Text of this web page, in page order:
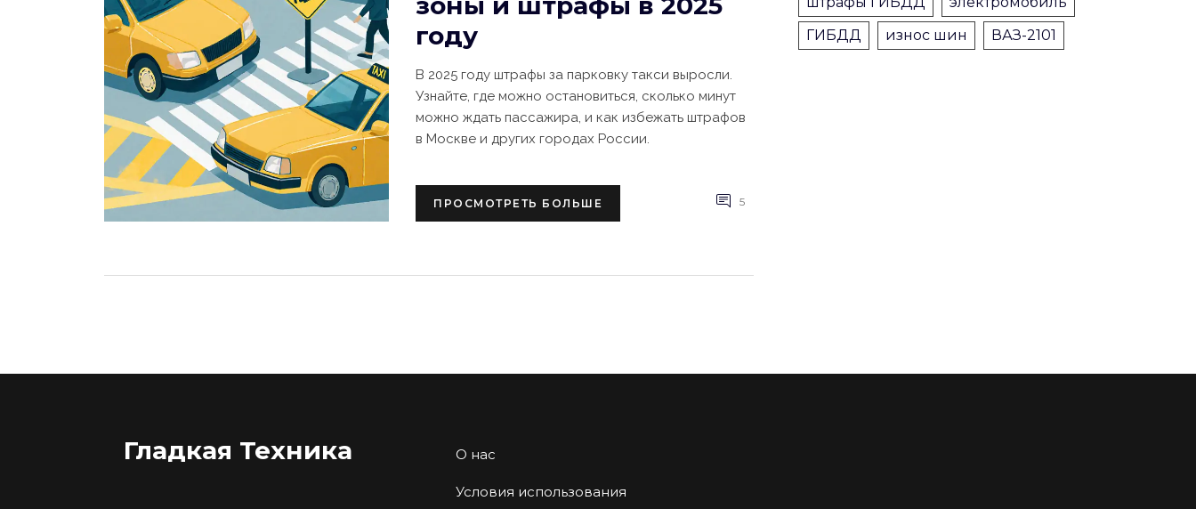
году
В 2025 году штрафы за парковку такси выросли.
Узнайте, где можно остановиться, сколько минут
можно ждать пассажира, и как избежать штрафов
в Москве и других городах России.
ПРОСМОТРЕТЬ БОЛЬШЕ 5
ГИБДД
износ шин ВАЗ-2101
Гладкая Техника О нас
Условия использования